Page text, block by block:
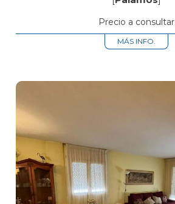
unas vacaciones...
Precio a consultar
MÁS INFO.